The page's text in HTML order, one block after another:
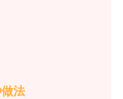
法